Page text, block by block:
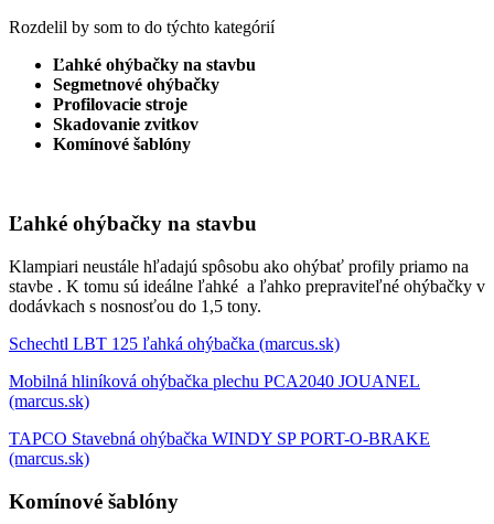
Rozdelil by som to do týchto kategórií
Ľahké ohýbačky na stavbu
Segmetnové ohýbačky
Profilovacie stroje
Skadovanie zvitkov
Komínové šablóny
Ľahké ohýbačky na stavbu
Klampiari neustále hľadajú spôsobu ako ohýbať profily priamo na
stavbe . K tomu sú ideálne ľahké a ľahko prepraviteľné ohýbačky v
dodávkach s nosnosťou do 1,5 tony.
Schechtl LBT 125 ľahká ohýbačka (marcus.sk)
Mobilná hliníková ohýbačka plechu PCA2040 JOUANEL
(marcus.sk)
TAPCO Stavebná ohýbačka WINDY SP PORT-O-BRAKE
(marcus.sk)
Komínové šablóny